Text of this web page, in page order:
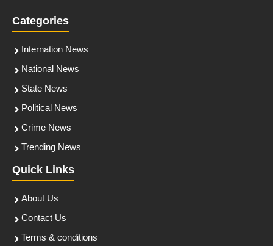
Categories
Internation News
National News
State News
Political News
Crime News
Trending News
Quick Links
About Us
Contact Us
Terms & conditions